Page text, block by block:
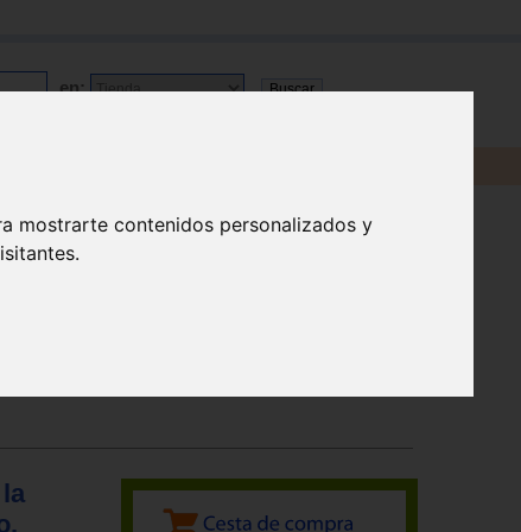
mostrarte contenidos personalizados y
en: